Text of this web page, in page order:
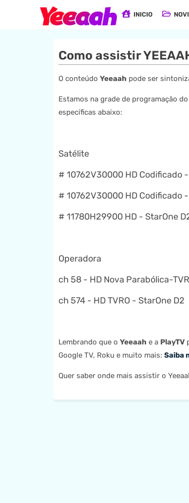
INICIO
Como assistir
O conteúdo Yeeaah pode ser
Estamos na grade de programação
específicas abaixo:
Satélite
# 10762V30000 HD Codificado
# 10762V30000 HD Codificado
# 11780H29900 HD - StarOne
Operadora
ch 58 - HD Nova Parabólica-
ch 574 - HD TVRO - StarOne D2
Lembrando que o Yeeaah e a PlayTV
Google TV, Roku e muito mais: Saiba
Quer saber onde mais assistir o